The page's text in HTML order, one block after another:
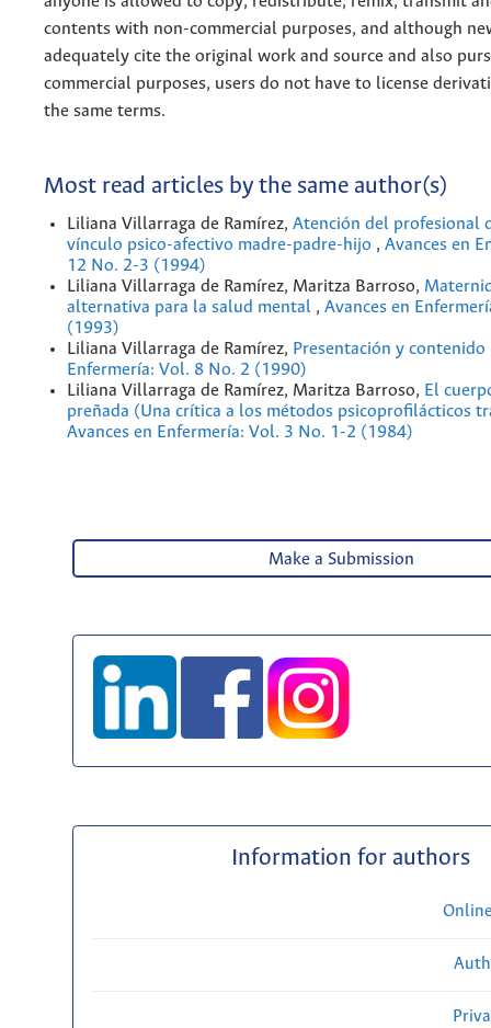
contents with non-commercial purposes, and although
adequately cite the original work and source and also
commercial purposes, users do not have to license
the same terms.
Most read articles by the same author(s)
Liliana Villarraga de Ramírez, Atención del profesional
vínculo psico-afectivo madre-padre-hijo , Avances en
12 No. 2-3 (1994)
Liliana Villarraga de Ramírez, Maritza Barroso,
alternativa para la salud mental , Avances en
(1993)
Liliana Villarraga de Ramírez, Presentación y contenido
Enfermería: Vol. 8 No. 2 (1990)
Liliana Villarraga de Ramírez, Maritza Barroso, El
preñada (Una crítica a los métodos psicoprofilácticos
Avances en Enfermería: Vol. 3 No. 1-2 (1984)
Make a Submission
Information for authors